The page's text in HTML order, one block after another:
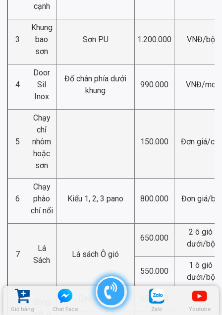
Giỏ hàng Chat Face Zalo Youtube
cạnh
3
Khung
bao
sơn
Sơn PU 1.200.000 VNĐ/bộ
4
Door
Sil
Inox
Đố chân phía dưới
khung
990.000 VNĐ/md
5
Chạy
chỉ
nhôm
hoặc
sơn
150.000 Đơn giá/chỉ
6
Chạy
phào
chỉ nổi
Kiểu 1, 2, 3 pano 800.000 Đơn giá/bộ
7
Lá
Sách
Lá sách Ô gió
650.000
2 ô gió
dưới/bộ
550.000
1 ô gió
dưới/bộ
Cao 40cm 650.000